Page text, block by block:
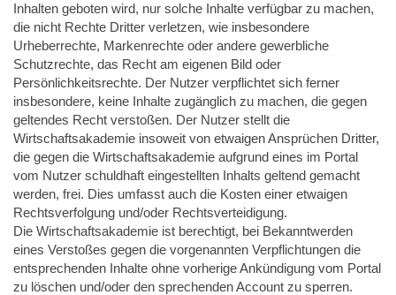
Inhalten geboten wird, nur solche Inhalte verfügbar zu machen,
die nicht Rechte Dritter verletzen, wie insbesondere
Urheberrechte, Markenrechte oder andere gewerbliche
Schutzrechte, das Recht am eigenen Bild oder
Persönlichkeitsrechte. Der Nutzer verpflichtet sich ferner
insbesondere, keine Inhalte zugänglich zu machen, die gegen
geltendes Recht verstoßen. Der Nutzer stellt die
Wirtschaftsakademie insoweit von etwaigen Ansprüchen Dritter,
die gegen die Wirtschaftsakademie aufgrund eines im Portal
vom Nutzer schuldhaft eingestellten Inhalts geltend gemacht
werden, frei. Dies umfasst auch die Kosten einer etwaigen
Rechtsverfolgung und/oder Rechtsverteidigung.
Die Wirtschaftsakademie ist berechtigt, bei Bekanntwerden
eines Verstoßes gegen die vorgenannten Verpflichtungen die
entsprechenden Inhalte ohne vorherige Ankündigung vom Portal
zu löschen und/oder den sprechenden Account zu sperren.